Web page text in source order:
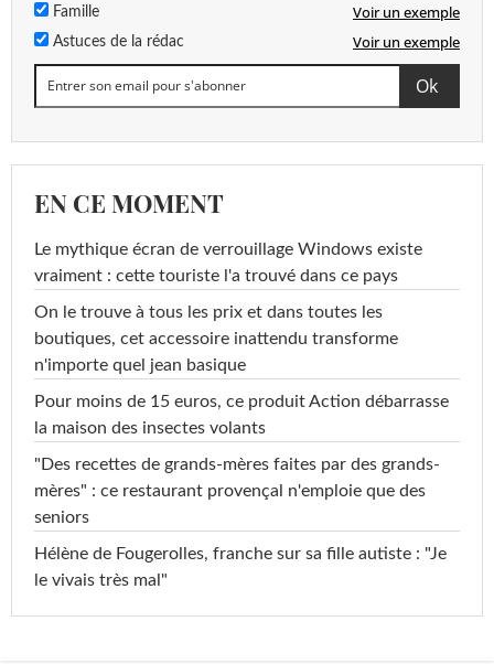
Famille Voir un exemple
Astuces de la rédac Voir un exemple
EN CE MOMENT
Le mythique écran de verrouillage Windows existe
vraiment : cette touriste l'a trouvé dans ce pays
On le trouve à tous les prix et dans toutes les
boutiques, cet accessoire inattendu transforme
n'importe quel jean basique
Pour moins de 15 euros, ce produit Action débarrasse
la maison des insectes volants
"Des recettes de grands-mères faites par des grands-
mères" : ce restaurant provençal n'emploie que des
seniors
Hélène de Fougerolles, franche sur sa fille autiste : "Je
le vivais très mal"